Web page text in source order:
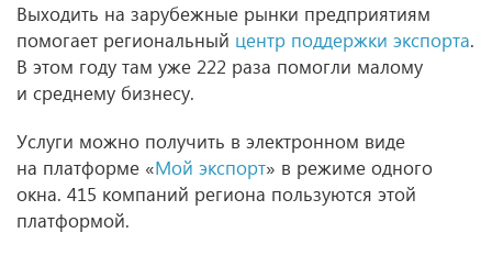
Выходить на зарубежные рынки предприятиям
помогает региональный центр поддержки экспорта.
В этом году там уже 222 раза помогли малому
и среднему бизнесу.
Услуги можно получить в электронном виде
на платформе «Мой экспорт» в режиме одного
окна. 415 компаний региона пользуются этой
платформой.